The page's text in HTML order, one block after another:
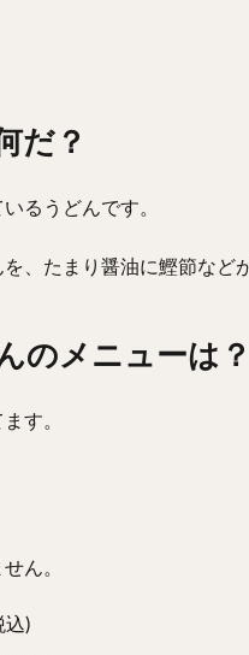
だ？
るうどんです。
、たまり醤油に鰹節な
のメニューは？
す。
ん。
込)